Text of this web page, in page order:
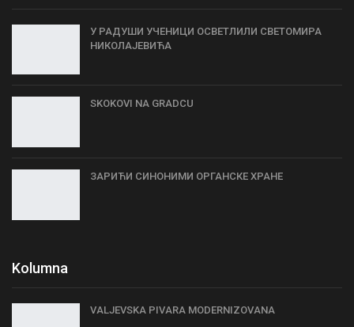
У РАДУШИ УЧЕНИЦИ ОСВЕТЛИЛИ СВЕТОМИРА
НИКОЛАЈЕВИЋА
SKOKOVI NA GRADCU
ЗАРИЋИ СИНОНИМИ ОРГАНСКЕ ХРАНЕ
Kolumna
VALJEVSKA PIVARA MODERNIZOVANA